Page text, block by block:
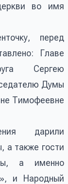
во имя
перед
Главе
Сергею
Думы
Тимофеевне
дарили
а также гости
а именно
и Народный